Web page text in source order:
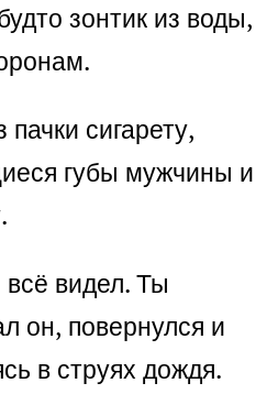
зонтик из воды,
сигарету,
губы мужчины и
видел. Ты
он, повернулся и
в струях дождя.